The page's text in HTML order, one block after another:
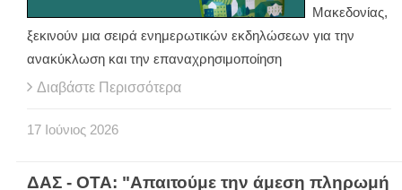
Μακεδονίας,
ξεκινούν μια σειρά ενημερωτικών εκδηλώσεων για την
ανακύκλωση και την επαναχρησιμοποίηση
Διαβάστε Περισσότερα
17 Ιούνιος 2026
ΔΑΣ - ΟΤΑ: "Απαιτούμε την άμεση πληρωμή